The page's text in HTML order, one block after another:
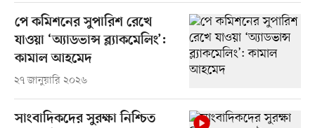
পে কমিশনের সুপারিশ রেখে
যাওয়া ‘অ্যাডভান্স ব্ল্যাকমেলিং’:
কামাল আহমেদ
২৭ জানুয়ারি ২০২৬
সাংবাদিকদের সুরক্ষা নিশ্চিত